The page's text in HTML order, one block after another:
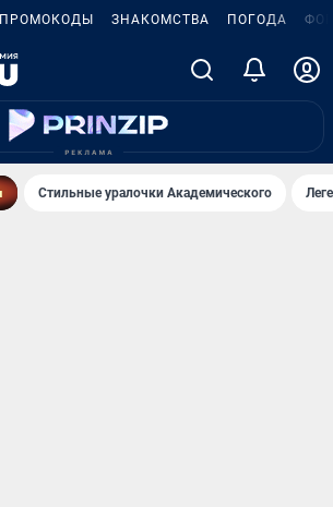
ПРОМОКОДЫ ЗНАКОМСТВА ПОГОДА
Стильные уралочки Академического